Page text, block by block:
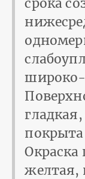
широко-
Окраска
желтая,